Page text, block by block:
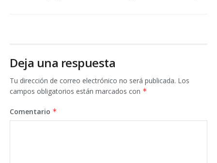
Deja una respuesta
Tu dirección de correo electrónico no será publicada. Los
campos obligatorios están marcados con *
Comentario *